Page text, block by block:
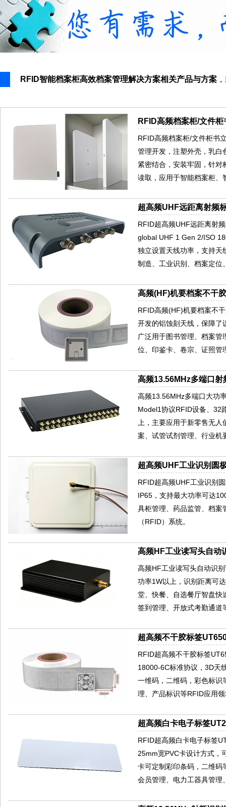
RFID智能档案柜高效档案管理解决方案相关产品与方案
RFID高频档案柜/文件
RFID高频档案柜/文件柜书
管理开发，注塑外壳，乳白
紧密结合，安装牢固，针
读取，应用于智能档案柜、
超高频UHF远距离射频
RFID超高频UHF远距离射
global UHF 1 Gen 2/ISO
独立设置天线功率，支持天
制造、工业识别、档案定位
高频(HF)机要档案不干
RFID高频(HF)机要档案不
开发的铝蚀刻天线，保障了
广泛用于图书管理、档案
位、印鉴卡、卷宗、证照管
高频13.56MHz多端口
高频13.56MHz多端口大功
Model1协议RFID设备、32
上，主要应用于新零售无
案、试管试剂管理、行业机
超高频UHF工业识别圆
RFID超高频UHF工业识别
IP65，支持最大功率可达
具柜管理、药品监管、档案
（RFID）系统。
高频HF工业读写头自动
高频HF工业读写头自动识
功率1W以上，识别距离可
堂、快餐、自选餐厅智盘快
签到管理、开放式考勤通道
超高频不干胶标签
RFID超高频不干胶标签
18000-6C标准协议，3D天
一维码，二维码，彩色标识
理、产品标识等RFID应用
超高频白卡电子标签
RFID超高频白卡电子标签
25mm宽PVC卡设计方式，
卡可定制彩印条码，二维码
会员管理、电力工器具管理